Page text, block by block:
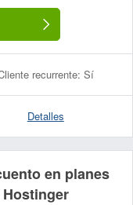
recurrente: Sí
Detalles
en planes